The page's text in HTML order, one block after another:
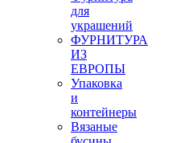
для
украшений
ФУРНИТУРА
ИЗ
ЕВРОПЫ
Упаковка
и
контейнеры
Вязаные